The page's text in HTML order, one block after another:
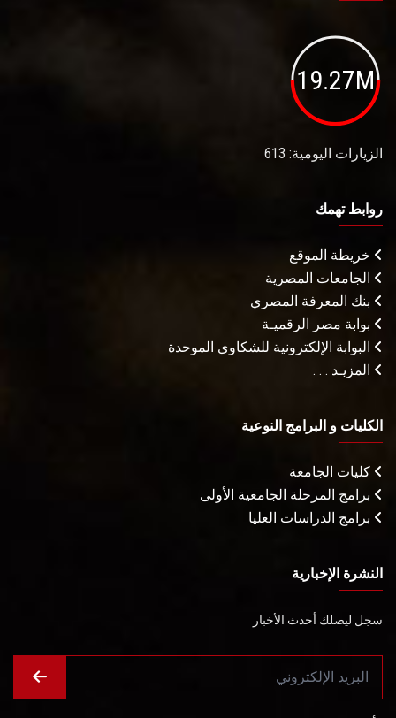
19.27M
الزيارات اليومية: 613
روابط تهمك
خريطة الموقع
الجامعات المصرية
بنك المعرفة المصري
بوابة مصر الرقميـة
البوابة الإلكترونية للشكاوى الموحدة
المزيـد . . .
الكليات و البرامج النوعية
كليات الجامعة
برامج المرحلة الجامعية الأولى
برامج الدراسات العليا
النشرة الإخبارية
سجل ليصلك أحدث الأخبار